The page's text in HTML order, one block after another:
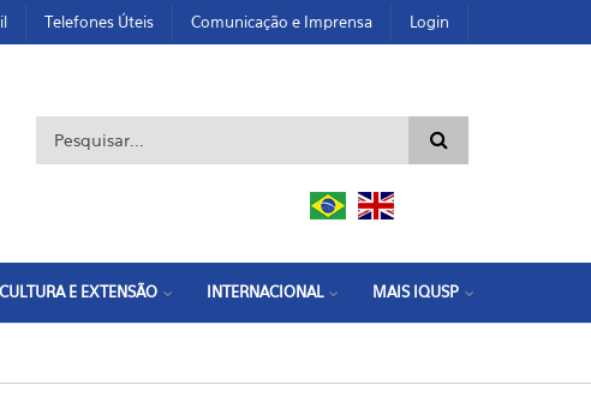
Telefones Úteis Comunicação e Imprensa Login
Formulário de busca
CULTURA E EXTENSÃO INTERNACIONAL MAIS IQUSP